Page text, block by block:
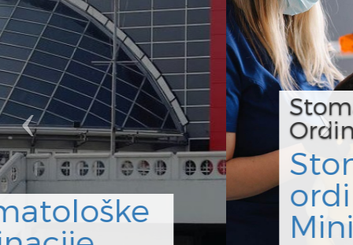
Stomatološka
Ordinacija
Stomatološka
ordinicija Dr
Minić